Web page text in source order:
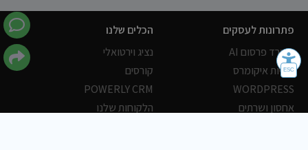
פתרונות לעסקים
משרד פרסום AI
חנויות איקומרס
WORDPRESS
אחסון ושרתים
הכלים שלנו
נציג וירטואלי
קורסים
POWERLY CRM
הלקוחות שלנו